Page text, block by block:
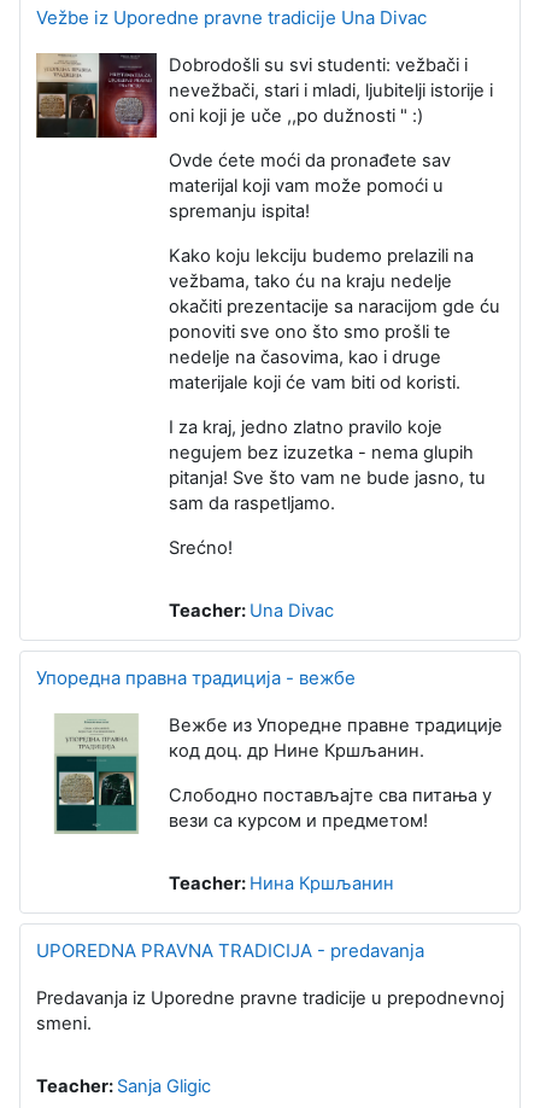
Vežbe iz Uporedne pravne tradicije Una Divac
Dobrodošli su svi studenti: vežbači i
nevežbači, stari i mladi, ljubitelji istorije i
oni koji je uče ,,po dužnosti " :)
Ovde ćete moći da pronađete sav
materijal koji vam može pomoći u
spremanju ispita!
Kako koju lekciju budemo prelazili na
vežbama, tako ću na kraju nedelje
okačiti prezentacije sa naracijom gde ću
ponoviti sve ono što smo prošli te
nedelje na časovima, kao i druge
materijale koji će vam biti od koristi.
I za kraj, jedno zlatno pravilo koje
negujem bez izuzetka - nema glupih
pitanja! Sve što vam ne bude jasno, tu
sam da raspetljamo.
Srećno!
Teacher: Una Divac
Упоредна правна традиција - вежбе
Вежбе из Упоредне правне традиције
код доц. др Нине Кршљанин.
Слободно постављајте сва питања у
вези са курсом и предметом!
Teacher: Нина Кршљанин
UPOREDNA PRAVNA TRADICIJA - predavanja
Predavanja iz Uporedne pravne tradicije u prepodnevnoj
smeni.
Teacher: Sanja Gligic